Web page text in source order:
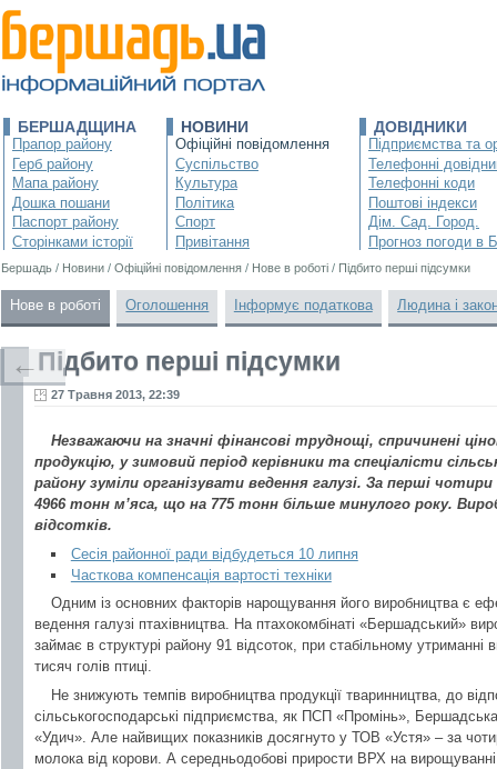
БЕРШАДЩИНА
Прапор району
Герб району
Мапа району
Дошка пошани
Паспорт району
Сторінками історії
НОВИНИ
Офіційні повідомлення
Суспільство
Культура
Політика
Спорт
Привітання
ДОВІДНИКИ
Підприємства та
Телефонні
Телефонні коди
Поштові індекси
Дім. Сад. Город.
Прогноз погоди в
Бершадь / Новини / Офіційні повідомлення / Нове в роботі / Підбито перші підсумки
Нове в роботі Оголошення Інформує податкова Людина і
Підбито перші підсумки
27 Травня 2013, 22:39
Незважаючи на значні фінансові труднощі, спричинені
продукцію, у зимовий період керівники та спеціалісти
району зуміли організувати ведення галузі. За перші
4966 тонн м’яса, що на 775 тонн більше минулого року.
відсотків.
Сесія районної ради відбудеться 10 липня
Часткова компенсація вартості техніки
Одним із основних факторів нарощування його виробництва є
ведення галузі птахівництва. На птахокомбінаті «Бершадський»
займає в структурі району 91 відсоток, при стабільному утриманні
тисяч голів птиці.
Не знижують темпів виробництва продукції тваринництва, до
сільськогосподарські підприємства, як ПСП «Промінь»,
«Удич». Але найвищих показників досягнуто у ТОВ «Устя» – за
молока від корови. А середньодобові прирости ВРХ на вирощуванні
←